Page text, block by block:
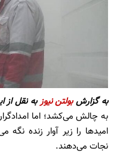
به گزارشبولتن نیوزبه نقل از
به چالش می‌کشد؛ اما
امیدها را زیر آوار زنده
نجات می‌دهند.